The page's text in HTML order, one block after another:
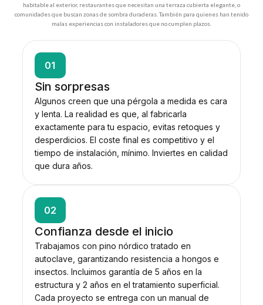
habitable al exterior, restaurantes que necesitan una terraza cubierta elegante, o
comunidades que buscan zonas de sombra duraderas. También para quienes han tenido
malas experiencias con instaladores que no cumplen plazos.
01
Sin sorpresas
Algunos creen que una pérgola a medida es cara
y lenta. La realidad es que, al fabricarla
exactamente para tu espacio, evitas retoques y
desperdicios. El coste final es competitivo y el
tiempo de instalación, mínimo. Inviertes en calidad
que dura años.
02
Confianza desde el inicio
Trabajamos con pino nórdico tratado en
autoclave, garantizando resistencia a hongos e
insectos. Incluimos garantía de 5 años en la
estructura y 2 años en el tratamiento superficial.
Cada proyecto se entrega con un manual de